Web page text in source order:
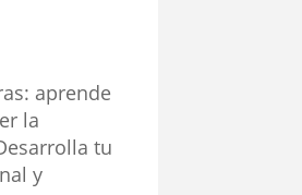
aprende
la
tu
y